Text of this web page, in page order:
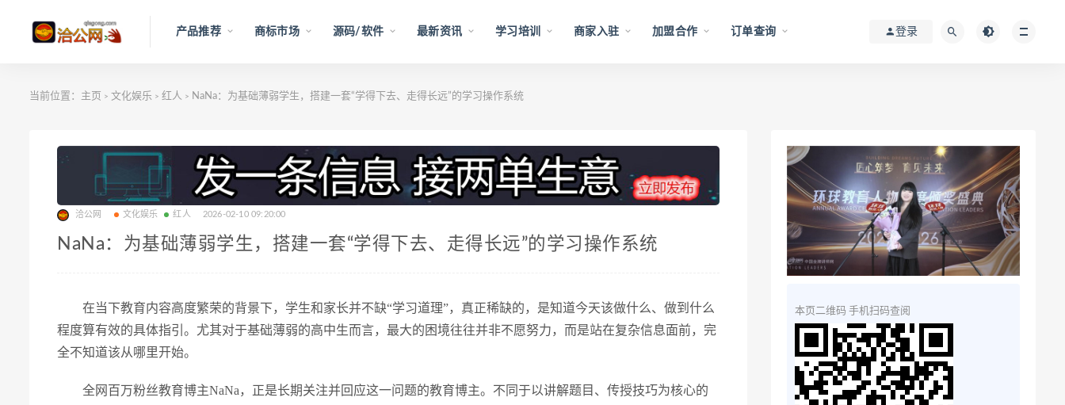
产品推荐 商标市场 源码/软件 最新资讯 学习培训 商家入驻 加盟合作 订单查询 登录
当前位置： 主页 > 文化娱乐 > 红人 > NaNa：为基础薄弱学生，搭建一套“学得下去、走得长远”的学习操作系统
洽公网 文化娱乐 红人 2026-02-10 09:20:00
NaNa：为基础薄弱学生，搭建一套“学得下去、走得长远”的学习操作系统
在当下教育内容高度繁荣的背景下，学生和家长并不缺“学习道理”，真正稀缺的，是知道今天该做什么、做到什么
程度算有效的具体指引。尤其对于基础薄弱的高中生而言，最大的困境往往并非不愿努力，而是站在复杂信息面前，完
全不知道该从哪里开始。
全网百万粉丝教育博主NaNa，正是长期关注并回应这一问题的教育博主。不同于以讲解题目、传授技巧为核心的
本页二维码 手机扫码查阅